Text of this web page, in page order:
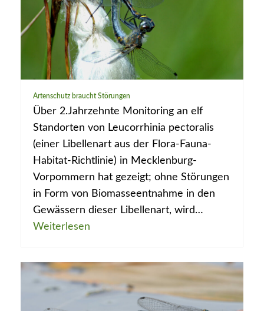
Artenschutz braucht Störungen
Über 2.Jahrzehnte Monitoring an elf
Standorten von Leucorrhinia pectoralis
(einer Libellenart aus der Flora-Fauna-
Habitat-Richtlinie) in Mecklenburg-
Vorpommern hat gezeigt; ohne Störungen
in Form von Biomasseentnahme in den
Gewässern dieser Libellenart, wird…
Weiterlesen